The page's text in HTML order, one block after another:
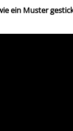
ein Muster